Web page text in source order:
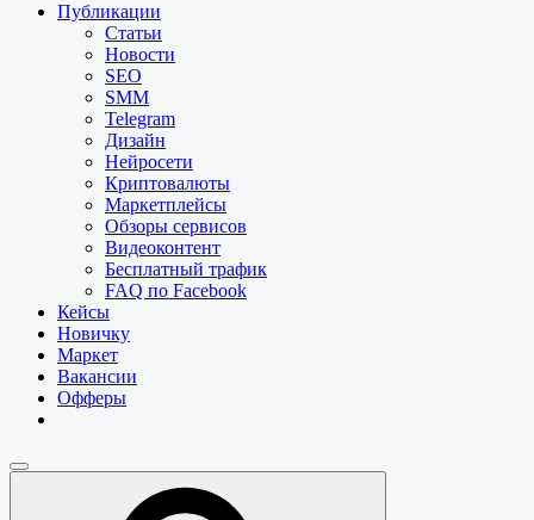
Публикации
Статьи
Новости
SEO
SMM
Telegram
Дизайн
Нейросети
Криптовалюты
Маркетплейсы
Обзоры сервисов
Видеоконтент
Бесплатный трафик
FAQ по Facebook
Кейсы
Новичку
Маркет
Вакансии
Офферы